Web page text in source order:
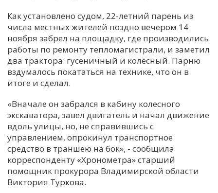
Е
И
К
М
С
Х
Как установлено судом, 22-летний парень из
числа местных жителей поздно вечером 14
ноября забрел на площадку, где производились
работы по ремонту тепломагистрали, и заметил
два трактора: гусеничный и колёсный. Парню
вздумалось покататься на технике, что он в
итоге и сделал.
«Вначале он забрался в кабину колесного
экскаватора, завел двигатель и начал движение
вдоль улицы, но, не справившись с
управлением, опрокинул транспортное
средство в траншею на бок», - сообщила
корреспонденту «Хронометра» старший
помощник прокурора Владимирской области
Виктория Туркова.